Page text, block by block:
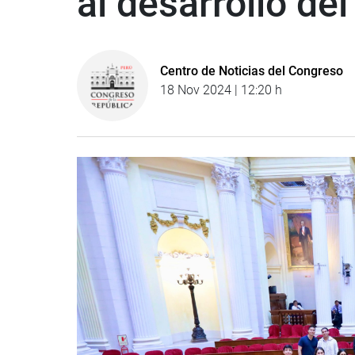
Centro de Noticias del Congreso
18 Nov 2024 | 12:20 h